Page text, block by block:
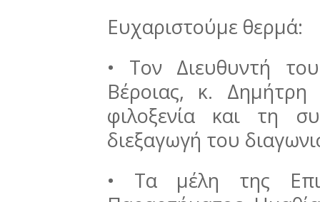
Ευχαριστούμε θερμά:
• Τον Διευθυντή
Βέροιας, κ.
φιλοξενία και τη
διεξαγωγή του
• Τα μέλη της